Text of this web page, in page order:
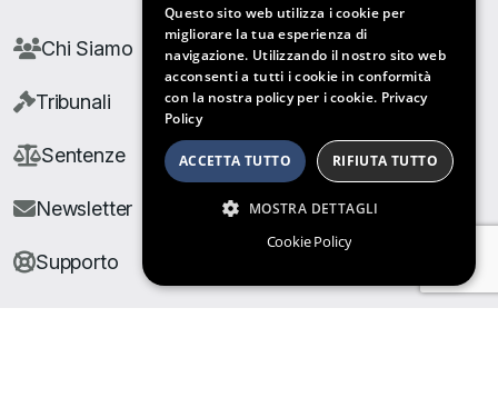
Chi Siamo
Tribunali
Sentenze
Newsletter
Supporto
Questo sito web utilizza i cookie per
migliorare la tua esperienza di
navigazione. Utilizzando il nostro sito web
acconsenti a tutti i cookie in conformità
con la nostra policy per i cookie. Privacy
Policy
ACCETTA TUTTO RIFIUTA TUTTO
MOSTRA DETTAGLI
Cookie Policy